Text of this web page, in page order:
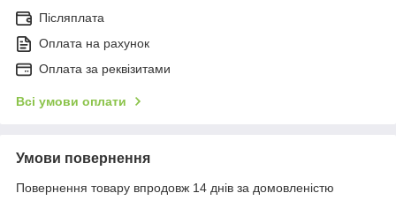
Післяплата
Оплата на рахунок
Оплата за реквізитами
Всі умови оплати
Умови повернення
Повернення товару впродовж 14 днів за домовленістю